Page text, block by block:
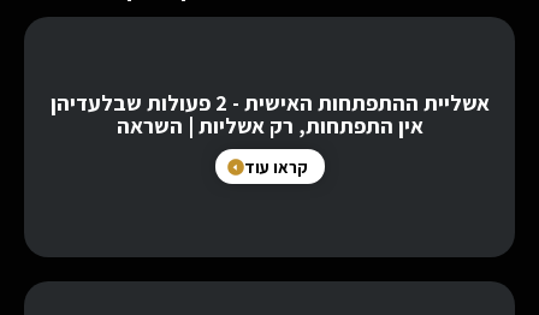
אשליית ההתפתחות האישית - 2 פעולות שבלעדיהן
אין התפתחות, רק אשליות | השראה
קראו עוד